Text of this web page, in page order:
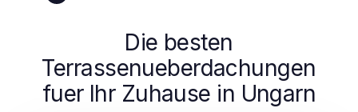
Die besten
Terrassenueberdachungen
fuer Ihr Zuhause in Ungarn